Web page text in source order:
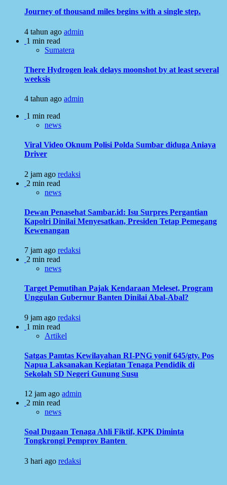
Journey of thousand miles begins with a single step.
4 tahun ago admin
1 min read
Sumatera
There Hydrogen leak delays moonshot by at least several
weeksis
4 tahun ago admin
1 min read
news
Viral Video Oknum Polisi Polda Sumbar diduga Aniaya
Driver
2 jam ago redaksi
2 min read
news
Dewan Penasehat Sambar.id: Isu Surpres Pergantian
Kapolri Dinilai Menyesatkan, Presiden Tetap Pemegang
Kewenangan
7 jam ago redaksi
2 min read
news
Target Pemutihan Pajak Kendaraan Meleset, Program
Unggulan Gubernur Banten Dinilai Abal-Abal?
9 jam ago redaksi
1 min read
Artikel
Satgas Pamtas Kewilayahan RI-PNG yonif 645/gty. Pos
Napua Laksanakan Kegiatan Tenaga Pendidik di
Sekolah SD Negeri Gunung Susu
12 jam ago admin
2 min read
news
Soal Dugaan Tenaga Ahli Fiktif, KPK Diminta
Tongkrongi Pemprov Banten
3 hari ago redaksi